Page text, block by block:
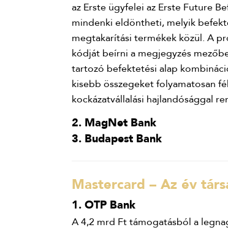
az Erste ügyfelei az Erste Future
mindenki eldöntheti, melyik
megtakarítási termékek közül. A
kódját beírni a megjegyzés
tartozó befektetési alap
kisebb összegeket folyamatosan
kockázatvállalási hajlandósággal
2. MagNet Bank
3. Budapest Bank
Mastercard – Az év
1. OTP Bank
A 4,2 mrd Ft támogatásból a